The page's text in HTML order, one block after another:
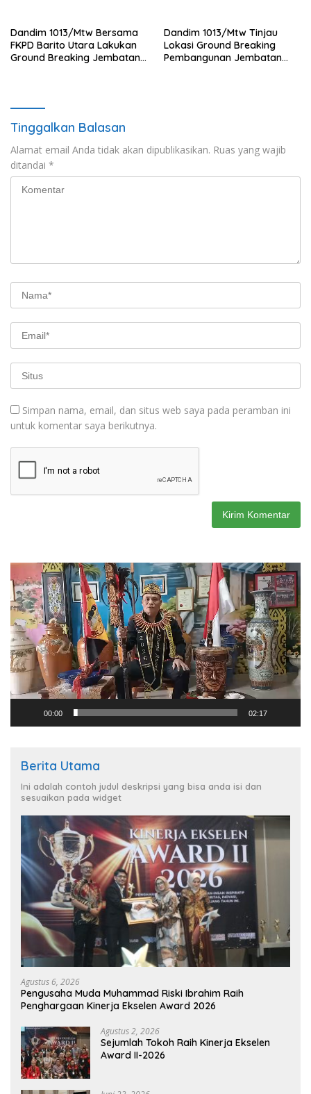
Dandim 1013/Mtw Bersama
FKPD Barito Utara Lakukan
Ground Breaking Jembatan
Dandim 1013/Mtw Tinjau
Lokasi Ground Breaking
Pembangunan Jembatan
Tinggalkan Balasan
Alamat email Anda tidak akan dipublikasikan. Ruas yang wajib
ditandai *
Simpan nama, email, dan situs web saya pada peramban ini
untuk komentar saya berikutnya.
Pemutar
Video
00:00 02:17
Berita Utama
Ini adalah contoh judul deskripsi yang bisa anda isi dan
sesuaikan pada widget
Agustus 6, 2026
Pengusaha Muda Muhammad Riski Ibrahim Raih
Penghargaan Kinerja Ekselen Award 2026
Agustus 2, 2026
Sejumlah Tokoh Raih Kinerja Ekselen
Award II-2026